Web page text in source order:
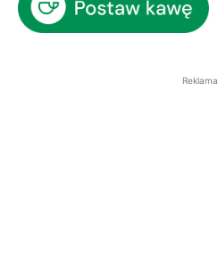
Reklama